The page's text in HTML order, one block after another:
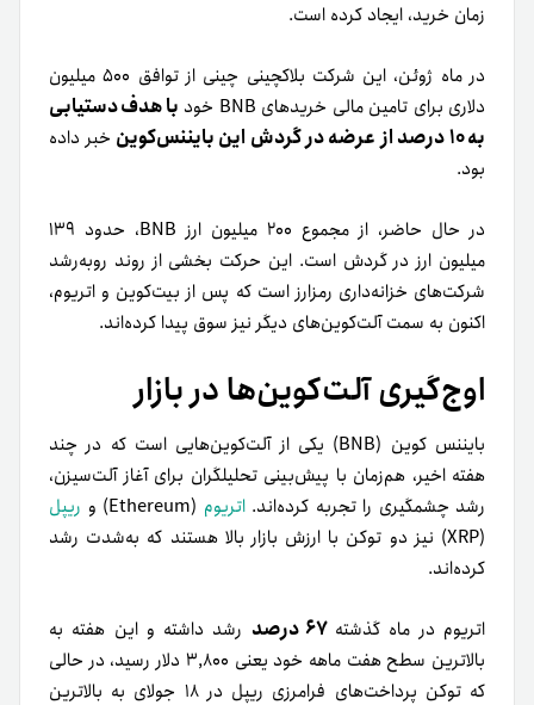
زمان خرید، ایجاد کرده است.
در ماه ژوئن، این شرکت بلاکچینی چینی از توافق ۵۰۰ میلیون
دلاری برای تامین مالی خریدهای BNB خود
با هدف دستیابی
به ۱۰ درصد از عرضه در گردش این بایننس‌کوین
خبر داده
بود.
در حال حاضر، از مجموع ۲۰۰ میلیون ارز BNB، حدود ۱۳۹
میلیون ارز در گردش است. این حرکت بخشی از روند رو‌به‌رشد
شرکت‌های خزانه‌داری رمزارز است که پس از بیت‌کوین و اتریوم،
اکنون به سمت آلت‌کوین‌های دیگر نیز سوق پیدا کرده‌اند.
اوج‌گیری آلت‌کوین‌ها در بازار
بایننس کوین (BNB) یکی از آلت‌کوین‌هایی است که در چند
هفته اخیر، هم‌زمان با پیش‌بینی تحلیلگران برای آغاز آلت‌سیزن،
رشد چشمگیری را تجربه کرده‌اند.اتریوم (Ethereum) و
ریپل
(XRP) نیز دو توکن با ارزش بازار بالا هستند که به‌شدت رشد
کرده‌اند.
اتریوم در ماه گذشته۶۷ درصد
رشد داشته و این هفته به
بالاترین سطح هفت ماهه خود یعنی ۳,۸۰۰ دلار رسید، در حالی
که توکن پرداخت‌های فرامرزی ریپل در ۱۸ جولای به بالاترین